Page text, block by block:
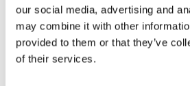
our social media, advertising and
may combine it with other
provided to them or that they’ve
of their services.